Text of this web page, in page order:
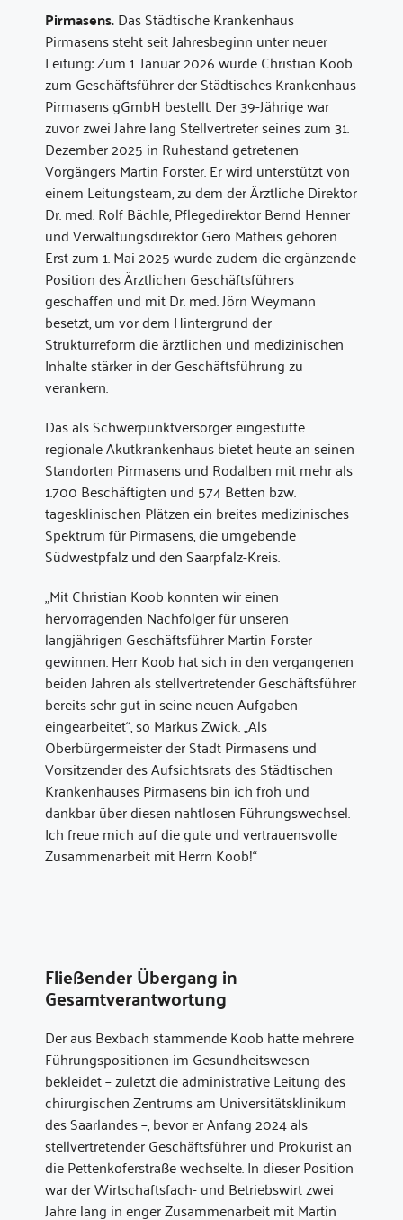
Pirmasens.Das Städtische Krankenhaus
Pirmasens steht seit Jahresbeginn unter neuer
Leitung: Zum 1. Januar 2026 wurde Christian Koob
zum Geschäftsführer der Städtisches Krankenhaus
Pirmasens gGmbH bestellt. Der 39-Jährige war
zuvor zwei Jahre lang Stellvertreter seines zum 31.
Dezember 2025 in Ruhestand getretenen
Vorgängers Martin Forster. Er wird unterstützt von
einem Leitungsteam, zu dem der Ärztliche Direktor
Dr. med. Rolf Bächle, Pflegedirektor Bernd Henner
und Verwaltungsdirektor Gero Matheis gehören.
Erst zum 1. Mai 2025 wurde zudem die ergänzende
Position des Ärztlichen Geschäftsführers
geschaffen und mit Dr. med. Jörn Weymann
besetzt, um vor dem Hintergrund der
Strukturreform die ärztlichen und medizinischen
Inhalte stärker in der Geschäfts­führung zu
verankern.
Das als Schwerpunktversorger eingestufte
regionale Akutkrankenhaus bietet heute an seinen
Standorten Pirmasens und Rodalben mit mehr als
1.700 Beschäf­tigten und 574 Betten bzw.
tagesklinischen Plätzen ein breites medizinisches
Spektrum für Pirmasens, die umgebende
Südwestpfalz und den Saarpfalz-Kreis.
„Mit Christian Koob konnten wir einen
hervorragenden Nachfolger für unseren
langjährigen Geschäftsführer Martin Forster
gewinnen. Herr Koob hat sich in den vergangenen
beiden Jahren als stellvertretender Geschäftsführer
bereits sehr gut in seine neuen Aufgaben
eingearbeitet“, so Markus Zwick. „Als
Oberbürgermeister der Stadt Pirmasens und
Vorsitzender des Aufsichtsrats des Städtischen
Krankenhau­ses Pirmasens bin ich froh und
dankbar über diesen nahtlosen Führungswechsel.
Ich freue mich auf die gute und vertrauensvolle
Zusammenarbeit mit Herrn Koob!“
Fließender Übergang in
Gesamtverantwortung
Der aus Bexbach stammende Koob hatte mehrere
Führungspositionen im Gesund­heitswesen
bekleidet – zuletzt die administrative Leitung des
chirurgischen Zentrums am Universitätsklinikum
des Saarlandes –, bevor er Anfang 2024 als
stellvertretender Geschäftsführer und Prokurist an
die Pettenkoferstraße wechselte. In dieser Position
war der Wirtschaftsfach- und Betriebswirt zwei
Jahre lang in enger Zusammenarbeit mit Martin